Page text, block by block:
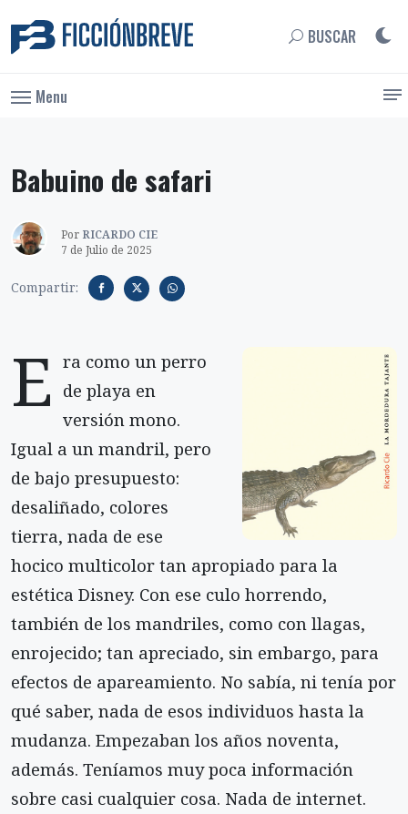
BUSCAR
Menu
Babuino de safari
Por RICARDO CIE
7 de Julio de 2025
Compartir:
E ra como un perro
de playa en
versión mono.
Igual a un mandril, pero
de bajo presupuesto:
desa­liñado, colores
tierra, nada de ese
hocico multicolor tan apropiado para la
estética Disney. Con ese culo horrendo,
también de los mandriles, como con lla­gas,
enrojecido; tan apreciado, sin embargo, para
efectos de apareamiento. No sabía, ni tenía por
qué saber, nada de esos individuos hasta la
mudanza. Empezaban los años noventa,
además. Teníamos muy poca información
sobre casi cualquier cosa. Nada de internet.